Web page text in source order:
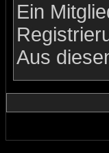
Ein
Aus